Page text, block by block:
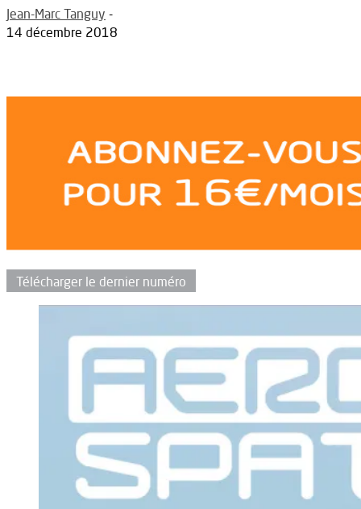
Jean-Marc Tanguy -
14 décembre 2018
Télécharger le dernier numéro